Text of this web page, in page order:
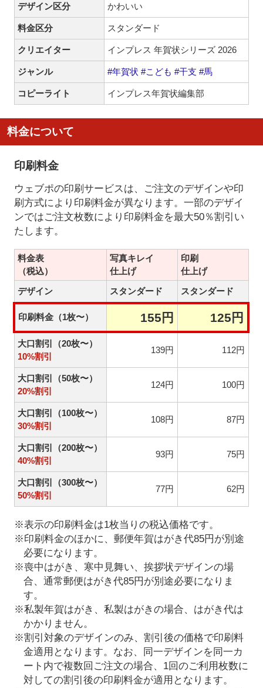
デザイン区分 かわいい
料金区分 スタンダード
クリエイター インプレス 年賀状シリーズ 2026
ジャンル #年賀状 #こども #干支 #馬
コピーライト インプレス年賀状編集部
料金について
印刷料金
ウェブポの印刷サービスは、ご注文のデザインや印
刷方式により印刷料金が異なります。一部のデザイ
ンではご注文枚数により印刷料金を最大50％割引い
たします。
料金表
（税込）
写真キレイ
仕上げ
印刷
仕上げ
デザイン
スタンダード スタンダード
印刷料金（1枚〜） 155円 125円
大口割引（20枚〜）
10%割引
139円 112円
大口割引（50枚〜）
20%割引
124円 100円
大口割引（100枚〜）
30%割引
108円 87円
大口割引（200枚〜）
40%割引
93円 75円
大口割引（300枚〜）
50%割引
77円 62円
※表示の印刷料金は1枚当りの税込価格です。
※印刷料金のほかに、郵便年賀はがき代85円が別途
必要になります。
※喪中はがき、寒中見舞い、挨拶状デザインの場
合、通常郵便はがき代85円が別途必要になりま
す。
※私製年賀はがき、私製はがきの場合、はがき代は
かかりません。
※割引対象のデザインのみ、割引後の価格で印刷料
金適用となります。なお、同一デザインを同一カ
ート内で複数回ご注文の場合、1回のご利用枚数に
対しての割引後の印刷料金が適用となります。